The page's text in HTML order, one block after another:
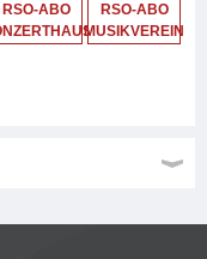
RSO-ABO
RSO-ABO
MUSIKVEREIN